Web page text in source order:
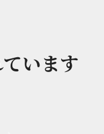
います